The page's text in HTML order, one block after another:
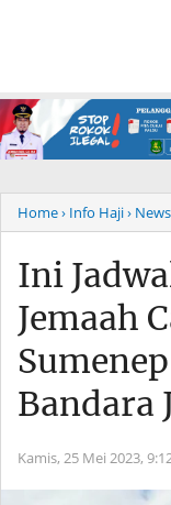
Home› Info Haji› News
Ini
Jemaah
Bandara
Kamis, 25 Mei 2023,